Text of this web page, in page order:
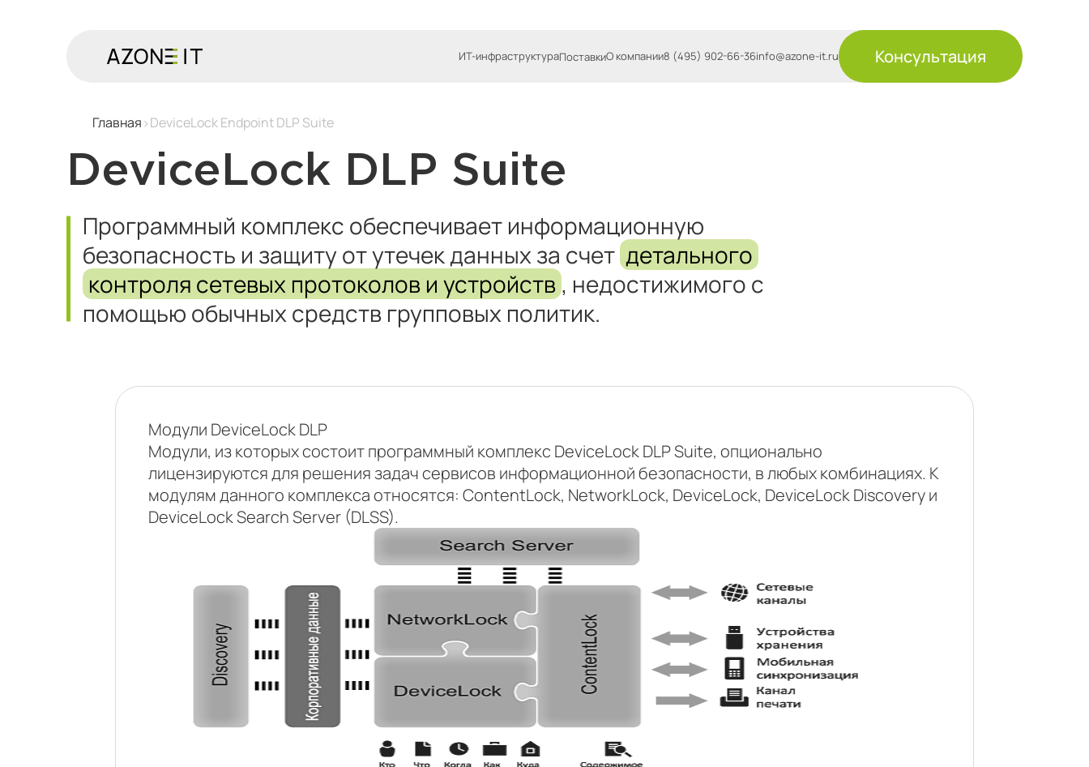
ИТ-инфраструктураПоставкиО компании8 (495) 902-66-36info@azone-it.ru Консультация
Главная DeviceLock Endpoint DLP Suite
DeviceLock DLP Suite
Программный комплекс обеспечивает информационную
безопасность и защиту от утечек данных за счет детального
контроля сетевых протоколов и устройств , недостижимого с
помощью обычных средств групповых политик.
Модули DeviceLock DLP
Модули, из которых состоит программный комплекс DeviceLock DLP Suite, опционально
лицензируются для решения задач сервисов информационной безопасности, в любых комбинациях. К
модулям данного комплекса относятся: ContentLock, NetworkLock, DeviceLock, DeviceLock Discovery и
DeviceLock Search Server (DLSS).